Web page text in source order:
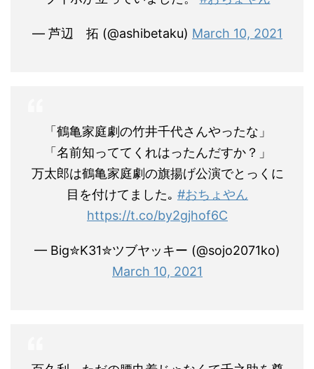
— 芦辺 拓 (@ashibetaku) March 10, 2021
「鶴亀家庭劇の竹井千代さんやったな」
「名前知っててくれはったんだすか？」
万太郎は鶴亀家庭劇の旗揚げ公演でとっくに
目を付けてました｡ #おちょやん
https://t.co/by2gjhof6C
— Big✮K31✮ツブヤッキー (@sojo2071ko)
March 10, 2021